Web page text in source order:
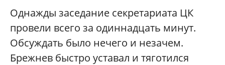
Однажды заседание секретариата ЦК
провели всего за одиннадцать минут.
Обсуждать было нечего и незачем.
Брежнев быстро уставал и тяготился